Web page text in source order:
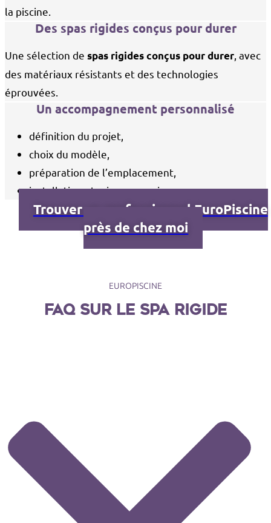
la piscine.
Des spas rigides conçus pour durer
Une sélection de spas rigides conçus pour durer , avec
des matériaux résistants et des technologies
éprouvées.
Un accompagnement personnalisé
définition du projet,
choix du modèle,
préparation de l’emplacement,
installation et mise en service.
Trouver un professionnel EuroPiscine
près de chez moi
EUROPISCINE
FAQ sur le spa rigide